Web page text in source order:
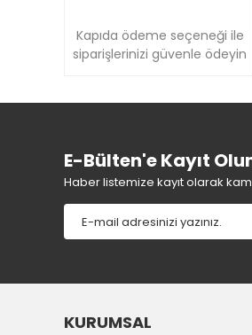
Kapıda ödeme seçeneği ile
siparişlerinizi güvenle ödeyin
E-Bülten'e Kayıt
Haber listemize kayıt olarak
KURUMSAL